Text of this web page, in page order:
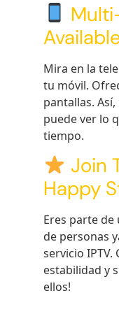
Mira en la
tu móvil.
pantallas.
puede ver lo
tiempo.
Join
Happy
Eres parte
de personas
servicio
estabilidad y
ellos!